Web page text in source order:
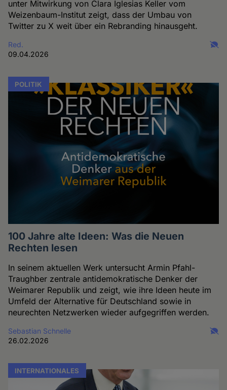
unter Mitwirkung von Clara Iglesias Keller vom
Weizenbaum-Institut zeigt, dass der Umbau von
Twitter zu X weit über ein Rebranding hinausgeht.
Red.
09.04.2026
POLITIK
100 Jahre alte Ideen: Was die Neuen
Rechten lesen
In seinem aktuellen Werk untersucht Armin Pfahl-
Traughber zentrale antidemokratische Denker der
Weimarer Republik und zeigt, wie ihre Ideen heute im
Umfeld der Alternative für Deutschland sowie in
neurechten Netzwerken wieder aufgegriffen werden.
Sebastian Schnelle
26.02.2026
INTERNATIONALES